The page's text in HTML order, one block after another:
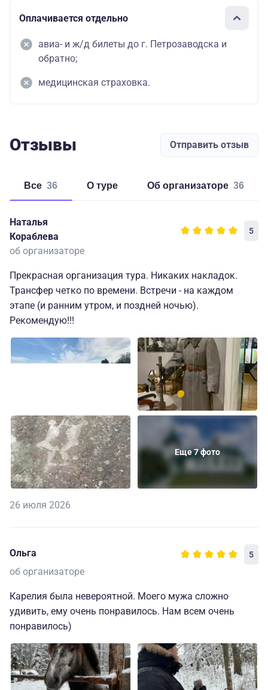
Оплачивается отдельно
авиа- и ж/д билеты до г. Петрозаводска и
обратно;
медицинская страховка.
Отзывы Отправить отзыв
Все 36 о туре об организаторе 36
Наталья
Кораблева
5
об организаторе
Прекрасная организация тура. Никаких накладок.
Трансфер четко по времени. Встречи - на каждом
этапе (и ранним утром, и поздней ночью).
Рекомендую!!!
Еще 7 фото
26 июля 2026
Ольга 5
об организаторе
Карелия была невероятной. Моего мужа сложно
удивить, ему очень понравилось. Нам всем очень
понравилось)